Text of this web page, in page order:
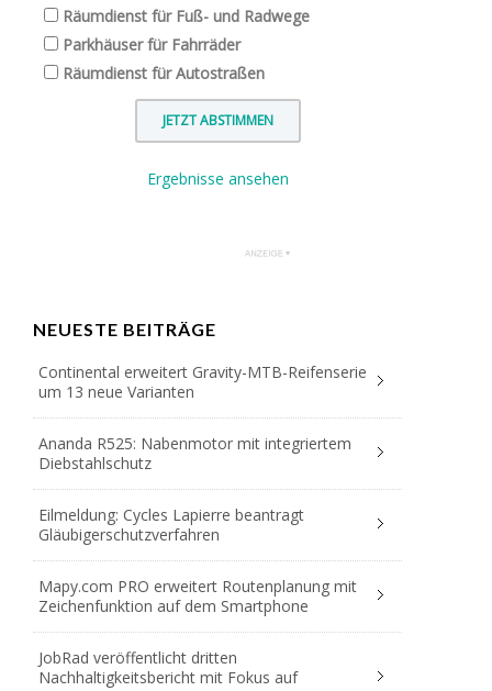
Räumdienst für Fuß- und Radwege
Parkhäuser für Fahrräder
Räumdienst für Autostraßen
Ergebnisse ansehen
NEUESTE BEITRÄGE
Continental erweitert Gravity-MTB-Reifenserie
um 13 neue Varianten
Ananda R525: Nabenmotor mit integriertem
Diebstahlschutz
Eilmeldung: Cycles Lapierre beantragt
Gläubigerschutzverfahren
Mapy.com PRO erweitert Routenplanung mit
Zeichenfunktion auf dem Smartphone
JobRad veröffentlicht dritten
Nachhaltigkeitsbericht mit Fokus auf